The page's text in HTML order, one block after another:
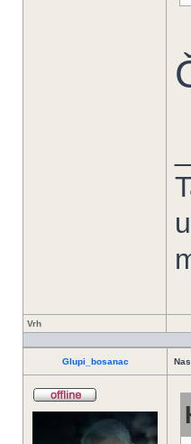
Vrh
Glupi_bosanac